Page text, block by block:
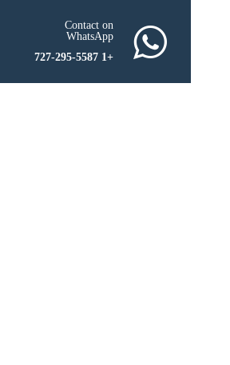
Contact on
WhatsApp
+1 727-295-5587